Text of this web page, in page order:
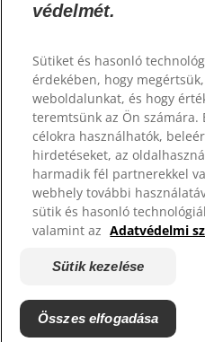
Fogkő elleni
védelem
https://
© 2026 Colgate-Palmolive
Sütik kezelése
védelmét.
Sütiket és hasonló
érdekében, hogy
weboldalunkat, és hogy
teremtsünk az Ön számára.
célokra használhatók,
hirdetéseket, az
harmadik fél partnerekkel
webhely további
sütik és hasonló
valamint az Adatvédelmi
Sütik kezelése
Összes elfogadása